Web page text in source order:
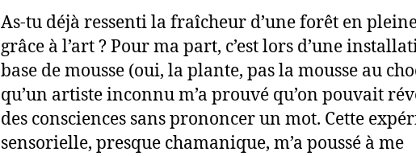
As-tu déjà ressenti la fraîcheur d’une forêt en
grâce à l’art ? Pour ma part, c’est lors d’une
base de mousse (oui, la plante, pas la mousse au
qu’un artiste inconnu m’a prouvé qu’on pouvait
des consciences sans prononcer un mot. Cette
sensorielle, presque chamanique, m’a poussé à me